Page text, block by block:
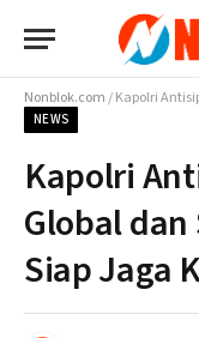
Nonblok.com/Kapolri Antisipasi
NEWS
Kapolri
Global dan
Siap Jaga